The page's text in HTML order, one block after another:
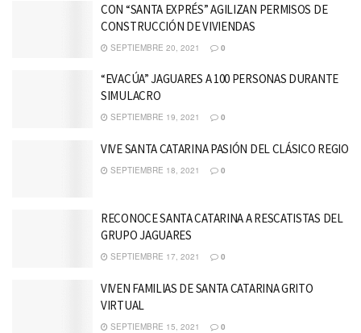
CON “SANTA EXPRÉS” AGILIZAN PERMISOS DE
CONSTRUCCIÓN DE VIVIENDAS
SEPTIEMBRE 20, 2021 0
“EVACÚA” JAGUARES A 100 PERSONAS DURANTE
SIMULACRO
SEPTIEMBRE 19, 2021 0
VIVE SANTA CATARINA PASIÓN DEL CLÁSICO REGIO
SEPTIEMBRE 18, 2021 0
RECONOCE SANTA CATARINA A RESCATISTAS DEL
GRUPO JAGUARES
SEPTIEMBRE 17, 2021 0
VIVEN FAMILIAS DE SANTA CATARINA GRITO
VIRTUAL
SEPTIEMBRE 15, 2021 0